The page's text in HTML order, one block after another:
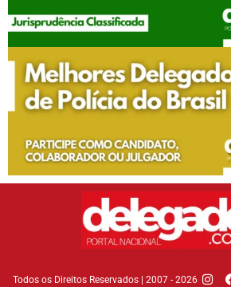
Todos os Direitos Reservados | 2007 - 2026